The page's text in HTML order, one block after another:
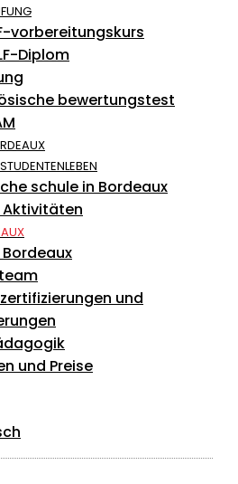
vorbereitungskurs
Diplom
bewertungstest
schule in Bordeaux
Aktivitäten
und
und Preise